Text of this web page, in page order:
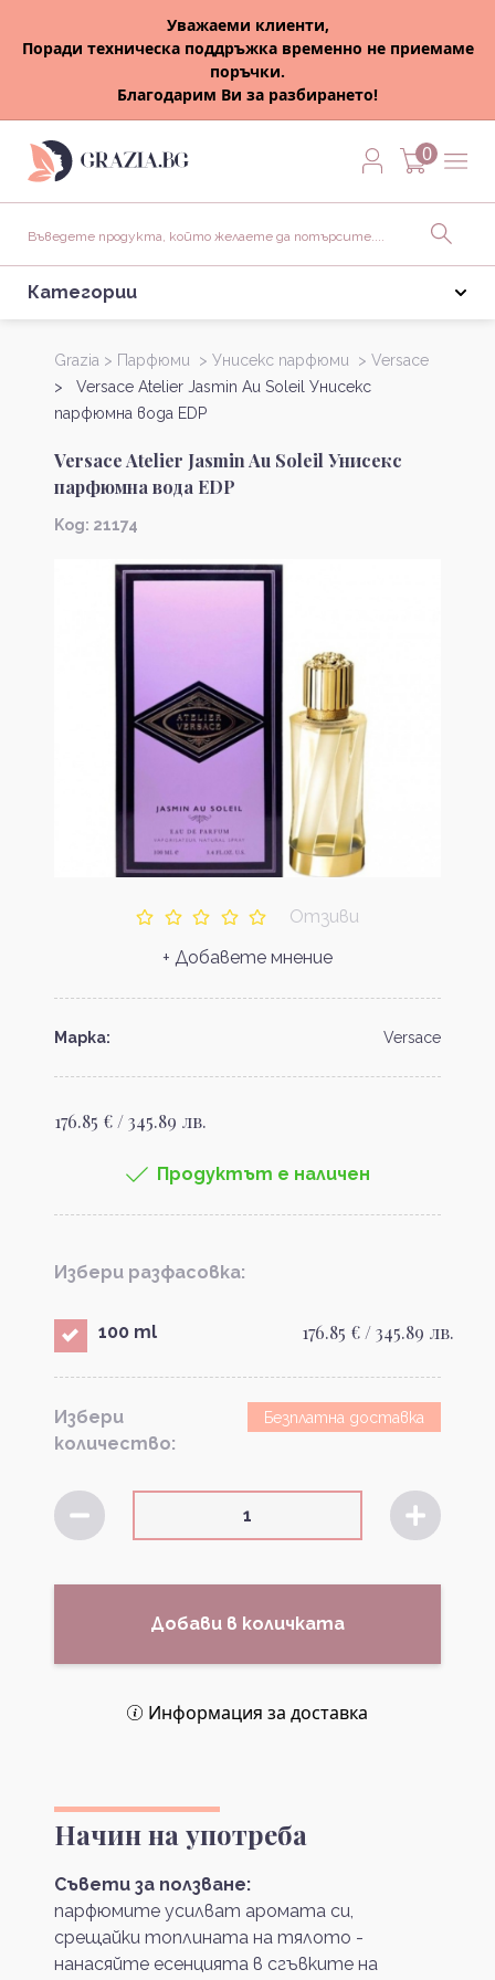
Уважаеми клиенти,
Поради техническа поддръжка временно не приемаме
поръчки.
Благодарим Ви за разбирането!
0
Категории
Grazia > Парфюми > Унисекс парфюми > Versace
> Versace Atelier Jasmin Au Soleil Унисекс
парфюмна вода EDP
Versace Atelier Jasmin Au Soleil Унисекс
парфюмна вода EDP
Kод: 21174
Отзиви
+ Добавете мнение
Марка: Versace
176.85 € / 345.89 лв.
Продуктът е наличен
Избери разфасовка:
100 ml 176.85 € / 345.89 лв.
Избери
количество:
Безплатна доставка
Добави в количката
Информация за доставка
Начин на употреба
Съвети за ползване:
парфюмите усилват аромата си,
срещайки топлината на тялото -
нанасяйте есенцията в сгъвките на